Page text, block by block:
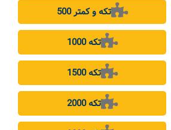
500 تکه و کمتر
1000 تکه
1500 تکه
2000 تکه